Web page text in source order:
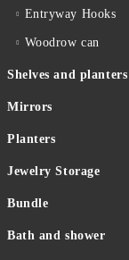
Entryway Hooks
Woodrow can
Shelves and planters
Mirrors
Planters
Jewelry Storage
Bundle
Bath and shower